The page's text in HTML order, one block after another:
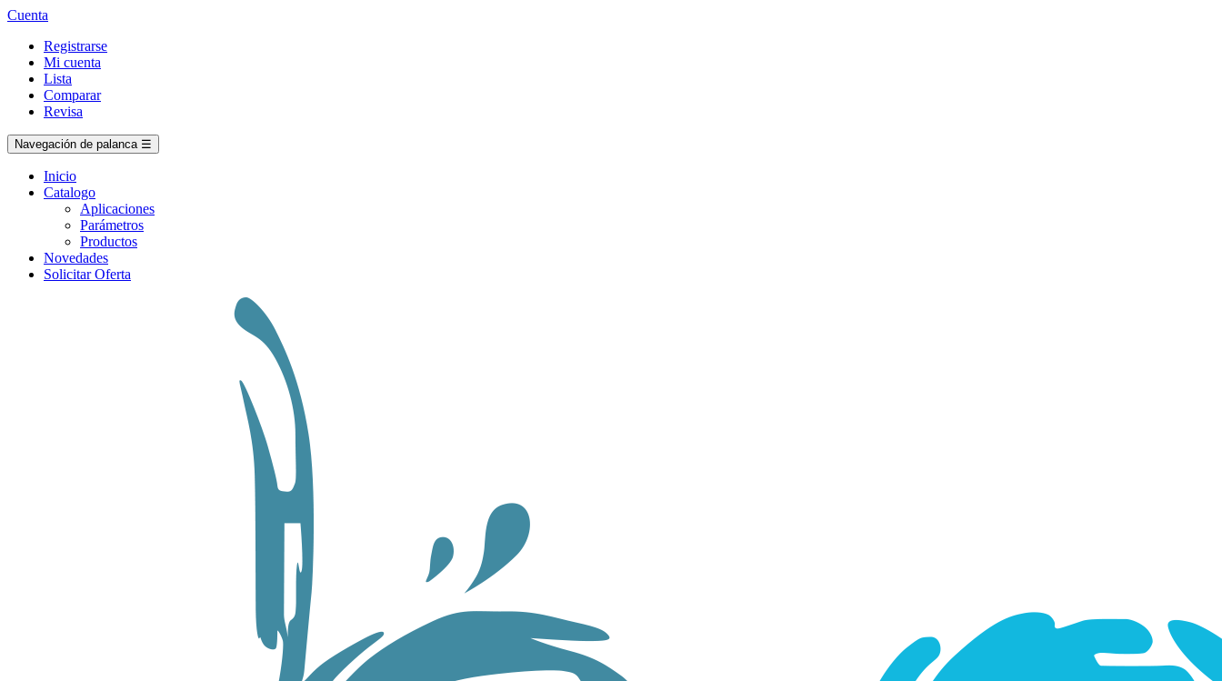
Cuenta
Registrarse
Mi cuenta
Lista
Comparar
Revisa
Navegación de palanca ☰
Inicio
Catalogo
Aplicaciones
Parámetros
Productos
Novedades
Solicitar Oferta